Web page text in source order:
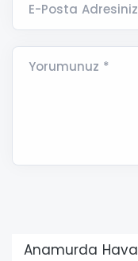
E-Posta
Yorumunuz *
Anamurda Hava